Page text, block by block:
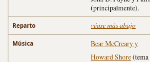
(principalmente).
Reparto véase más abajo
Música
Bear McCreary y
Howard Shore